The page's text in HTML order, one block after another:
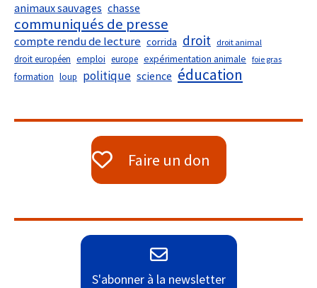
animaux sauvages chasse
communiqués de presse
compte rendu de lecture corrida droit droit animal
droit européen emploi europe expérimentation animale foie gras
formation loup politique science éducation
Faire un don
S'abonner à la newsletter